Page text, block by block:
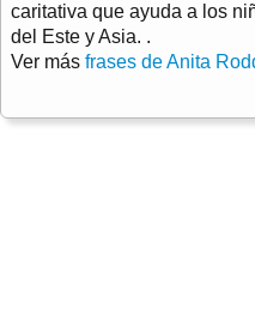
caritativa que ayuda a los
del Este y Asia. .
Ver más frases de Anita